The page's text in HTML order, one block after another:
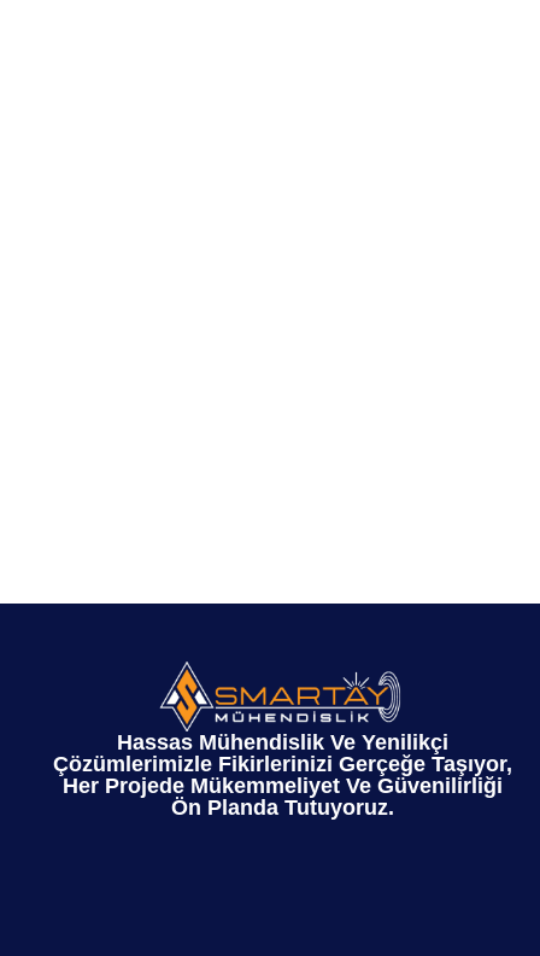
Hassas Mühendislik Ve Yenilikçi
Çözümlerimizle Fikirlerinizi Gerçeğe Taşıyor,
Her Projede Mükemmeliyet Ve Güvenilirliği
Ön Planda Tutuyoruz.